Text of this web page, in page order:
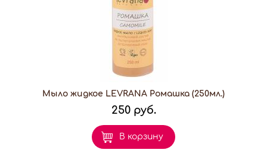
Мыло жидкое LEVRANA Ромашка (250мл.)
250 руб.
В корзину